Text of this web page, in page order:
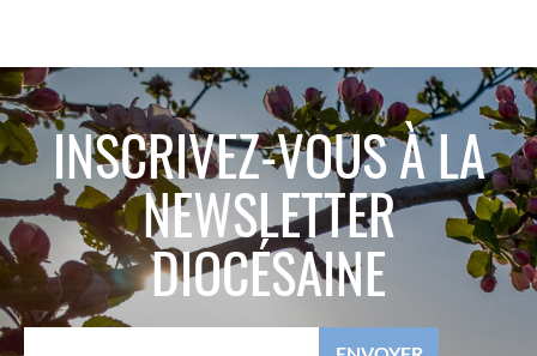
INSCRIVEZ-VOUS À LA
NEWSLETTER
DIOCÉSAINE